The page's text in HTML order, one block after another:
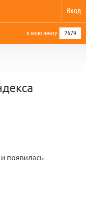
Вход
в мою ленту 2679
появилась